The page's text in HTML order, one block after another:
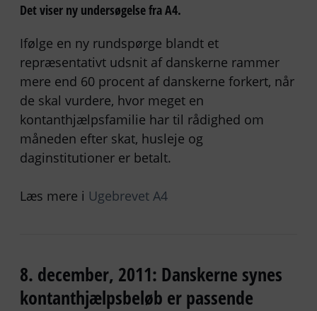
Det viser ny undersøgelse fra A4.
Ifølge en ny rundspørge blandt et
repræsentativt udsnit af danskerne rammer
mere end 60 procent af danskerne forkert, når
de skal vurdere, hvor meget en
kontanthjælpsfamilie har til rådighed om
måneden efter skat, husleje og
daginstitutioner er betalt.
Læs mere i Ugebrevet A4
8. december, 2011: Danskerne synes
kontanthjælpsbeløb er passende